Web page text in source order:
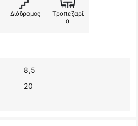
Διάδρομος
Τραπεζαρί
α
8,5
20